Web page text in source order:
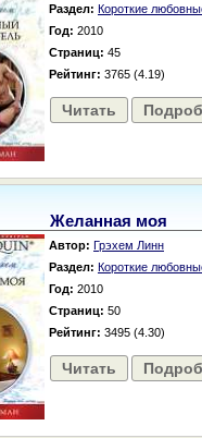
Раздел: Короткие
Год: 2010
Страниц: 45
Рейтинг: 3765 (4.19)
Читать
Желанная моя
Автор: Грэхем Линн
Раздел: Короткие
Год: 2010
Страниц: 50
Рейтинг: 3495 (4.30)
Читать